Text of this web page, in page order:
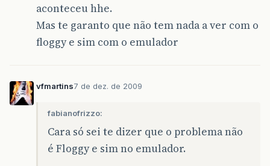
aconteceu hhe.
Mas te garanto que não tem nada a ver com o
floggy e sim com o emulador
vfmartins7 de dez. de 2009
fabianofrizzo:
Cara só sei te dizer que o problema não
é Floggy e sim no emulador.